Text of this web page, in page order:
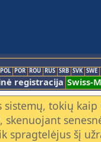
POL POR ROU RUS SRB SVK SWE
registracija Swiss-
tokių kaip
spragtelėjus šį